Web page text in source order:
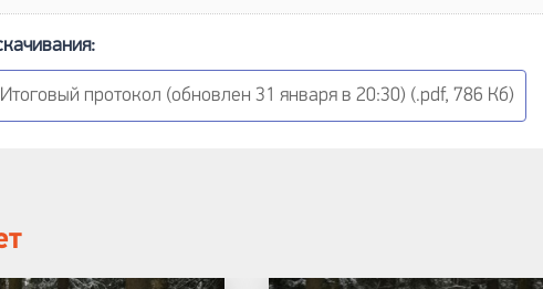
Итоговый протокол (обновлен 31 января в 20:30) (.pdf, 786 Кб)